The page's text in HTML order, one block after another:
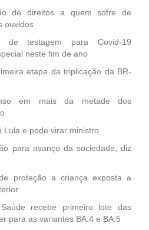
de direitos a quem sofre de
ouvidos
de testagem para Covid-19
neste fim de ano
etapa da triplicação da BR-
em mais da metade dos
Lula e pode virar ministro
para avanço da sociedade, diz
proteção a criança exposta a
recebe primeiro lote das
para as variantes BA.4 e BA.5